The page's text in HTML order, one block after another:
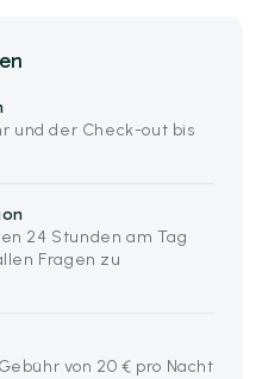
und der Check-out bis
24 Stunden am Tag
Fragen zu
von 20 € pro Nacht